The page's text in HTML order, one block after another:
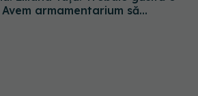
armamentarium să
bolii